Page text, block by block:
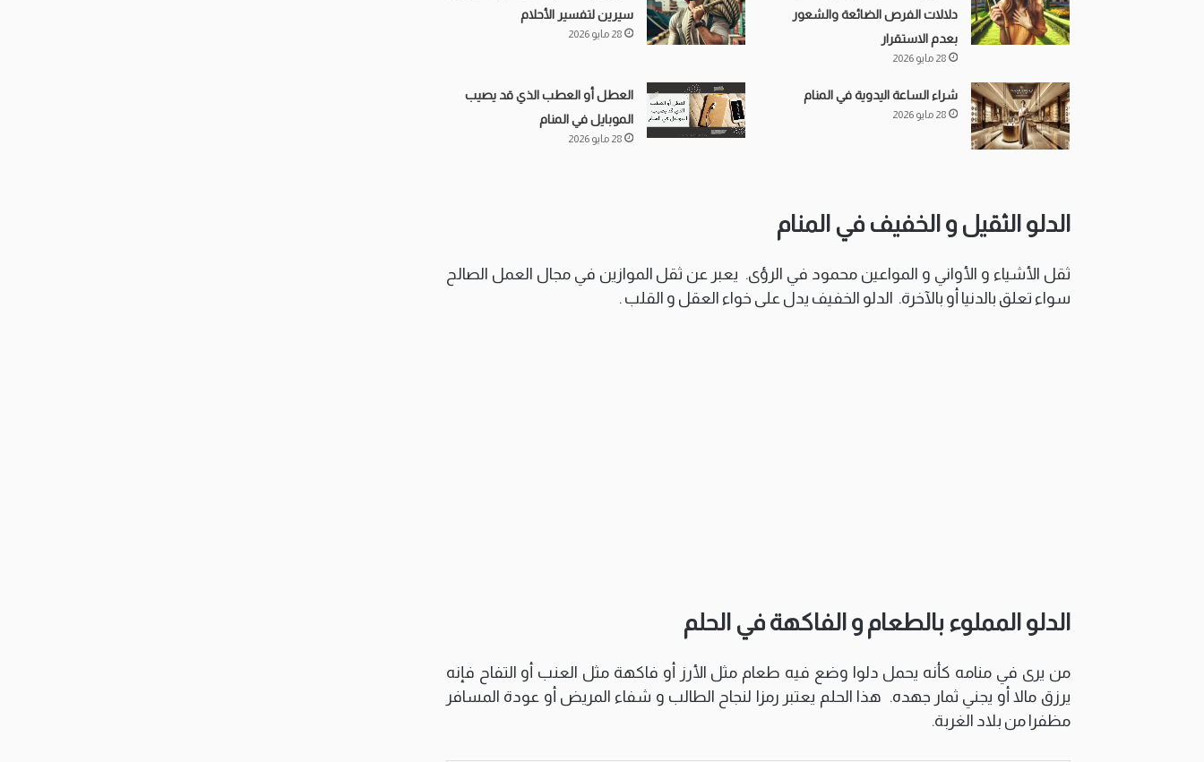
دلالات الفرص الضائعة والشعور
بعدم الاستقرار
28 مايو 2026
سيرين لتفسير الأحلام
28 مايو 2026
شراء الساعة اليدوية في المنام
28 مايو 2026
العطل أو العطب الذي قد يصيب
الموبايل في المنام
28 مايو 2026
الدلو الثقيل و الخفيف في المنام
ثقل الأشياء و الأواني و المواعين محمود في الرؤى. يعبر عن ثقل الموازين في مجال العمل الصالح
سواء تعلق بالدنيا أو بالآخرة. الدلو الخفيف يدل على خواء العقل و القلب .
الدلو المملوء بالطعام و الفاكهة في الحلم
من يرى في منامه كأنه يحمل دلوا وضع فيه طعام مثل الأرز أو فاكهة مثل العنب أو التفاح فإنه
يرزق مالا أو يجني ثمار جهده. هذا الحلم يعتبر رمزا لنجاح الطالب و شفاء المريض أو عودة المسافر
مظفرا من بلاد الغربة.